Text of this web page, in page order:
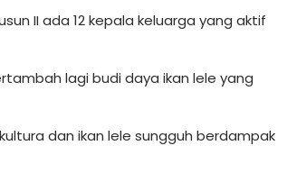
II ada 12 kepala keluarga yang aktif
lagi budi daya ikan lele yang
dan ikan lele sungguh berdampak